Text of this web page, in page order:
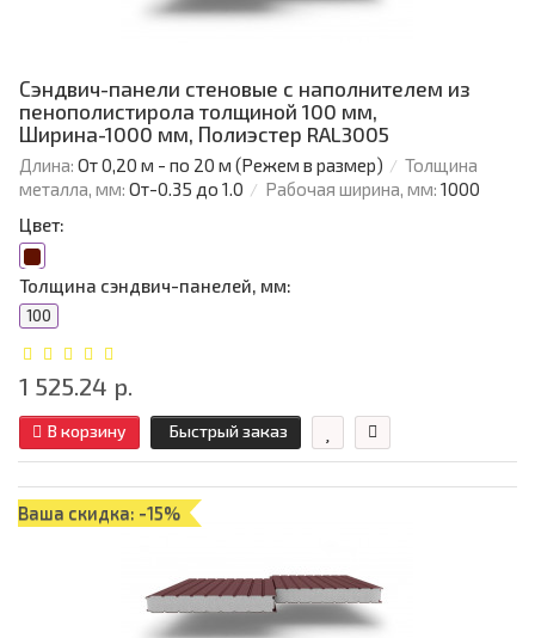
Сэндвич-панели стеновые с наполнителем из
пенополистирола толщиной 100 мм,
Ширина-1000 мм, Полиэстер RAL3005
Длина: От 0,20 м - по 20 м (Режем в размер)
Толщина
металла, мм: От-0.35 до 1.0 Рабочая ширина, мм: 1000
Цвет:
Толщина сэндвич-панелей, мм:
100
1 525.24 р.
В корзину Быстрый заказ
Ваша скидка: -15%